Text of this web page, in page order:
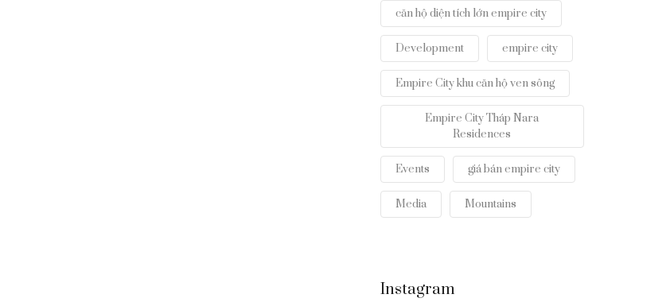
căn hộ diện tích lớn empire city
Development empire city
Empire City khu căn hộ ven sông
Empire City Tháp Nara
Residences
Events giá bán empire city
Media Mountains
Instagram